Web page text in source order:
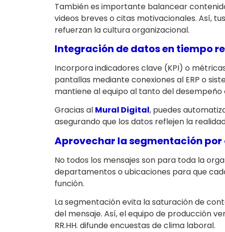
También es importante balancear
videos breves o citas motivacionales. Así,
refuerzan la cultura organizacional.
Integración de datos en tiempo
Incorpora indicadores clave (KPI) o
pantallas mediante conexiones al ERP o
mantiene al equipo al tanto del desempeño
Gracias al Mural Digital, puedes
asegurando que los datos reflejen la
Aprovechar la segmentación
No todos los mensajes son para toda la
departamentos o ubicaciones para que
función.
La segmentación evita la saturación de
del mensaje. Así, el equipo de producción
RR.HH. difunde encuestas de clima laboral.